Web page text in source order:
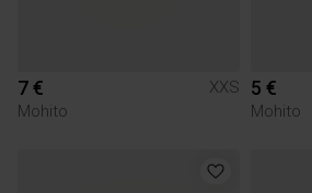
7 €
XXS
Mohito
5 €
Mohito